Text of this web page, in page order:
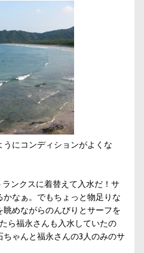
にコンディションがよくな
ンクスに着替えて入水だ！サ
なぁ。でもちょっと物足りな
めながらのんびりとサーフを
ら福永さんも入水していたの
ゃんと福永さんの3人のみのサ